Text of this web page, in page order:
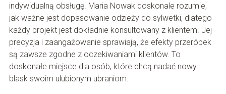
indywidualną obsługę. Maria Nowak doskonale rozumie,
jak ważne jest dopasowanie odzieży do sylwetki, dlatego
każdy projekt jest dokładnie konsultowany z klientem. Jej
precyzja i zaangażowanie sprawiają, że efekty przeróbek
są zawsze zgodne z oczekiwaniami klientów. To
doskonałe miejsce dla osób, które chcą nadać nowy
blask swoim ulubionym ubraniom.